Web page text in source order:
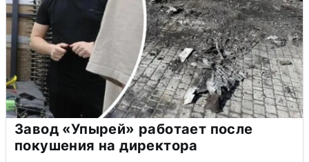
Завод «Упырей» работает после
покушения на директора